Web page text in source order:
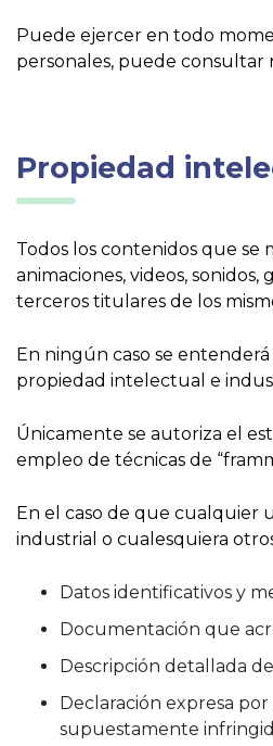
Puede ejercer en todo
personales, puede consultar
Propiedad
Todos los contenidos que se
animaciones, videos,
terceros titulares de los
En ningún caso se
propiedad intelectual e
Únicamente se autoriza el
empleo de técnicas de
En el caso de que cualquier
industrial o cualesquiera
Datos identificativos y
Documentación que
Descripción detallada
Declaración expresa
supuestamente